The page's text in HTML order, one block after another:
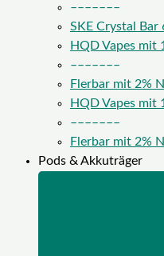
–––––––
SKE Crystal Bar
HQD Vapes mit
–––––––
Flerbar mit 2%
HQD Vapes mit
–––––––
Flerbar mit 2%
Pods & Akkuträger